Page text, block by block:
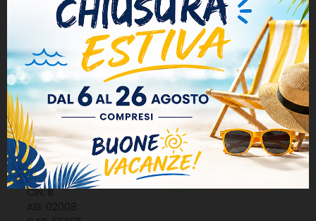
La causale del bonifico bancario deve riportare
username di registrazione e il numero dell'ordine che
viene rilasciato nella mail di conferma ordine.
Le coordinate bancarie su cui effettuare i bonifici
sono:
Pubblisav S.n.c. di Sassi S. & Vanzini F.
IBAN: IT79B0200866695000041158941
Numero Conto Corrente: 000041158941
Unicredit Banca S.p.A
Agenzia “A” di Castelfranco Emilia (MO)
Corso Martiri, 140
CIN: B